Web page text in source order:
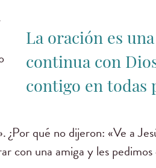
La oración es
continua con
contigo en todas
qué no dijeron: «Ve a
con una amiga y les